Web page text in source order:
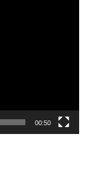
00:50